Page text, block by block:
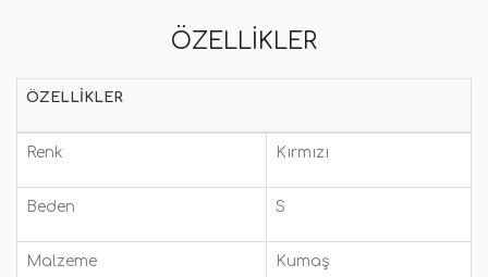
ÖZELLIKLER
ÖZELLIKLER
Renk Kırmızı
Beden S
Malzeme Kumaş